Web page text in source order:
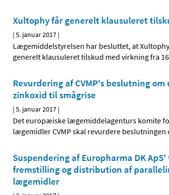
Xultophy får generelt klausuleret
|5. januar 2017 |
Lægemiddelstyrelsen har besluttet, at
generelt klausuleret tilskud med virkning fra
Revurdering af CVMP's beslutning
zinkoxid til smågrise
|5. januar 2017 |
Det europæiske lægemiddelagenturs komite
lægemidler CVMP skal revurdere beslutningen
Suspendering af Europharma DK
fremstilling og distribution af
lægemidler